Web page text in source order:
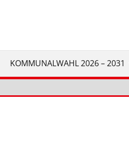
KOMMUNALWAHL 2026 – 2031